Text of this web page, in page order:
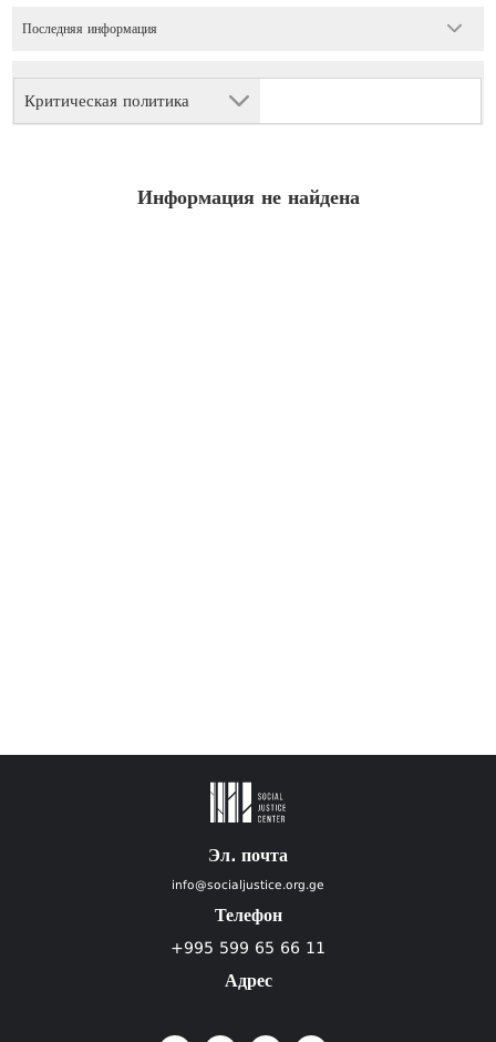
Критическая политика
Последняя информация
Информация не найдена
Эл. почта
info@socialjustice.org.ge
Телефон
+995 599 65 66 11
Адрес